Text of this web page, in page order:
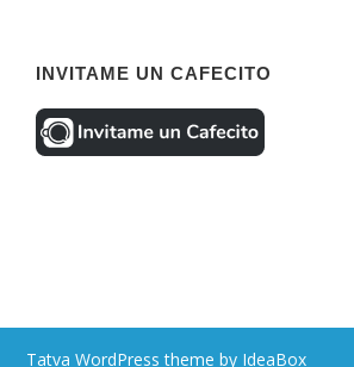
INVITAME UN CAFECITO
Tatva WordPress theme by IdeaBox